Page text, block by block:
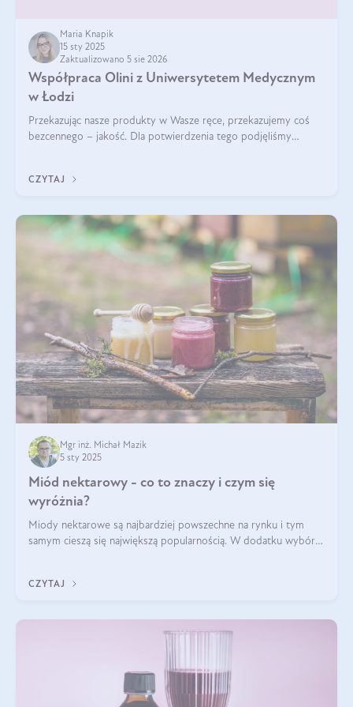
Maria Knapik
15 sty 2025
Zaktualizowano 5 sie 2026
Współpraca Olini z Uniwersytetem Medycznym
w Łodzi
Przekazując nasze produkty w Wasze ręce, przekazujemy coś
bezcennego – jakość. Dla potwierdzenia tego podjęliśmy
CZYTAJ
Mgr inż. Michał Mazik
5 sty 2025
Miód nektarowy - co to znaczy i czym się
wyróżnia?
Miody nektarowe są najbardziej powszechne na rynku i tym
samym cieszą się największą popularnością. W dodatku wybór
CZYTAJ